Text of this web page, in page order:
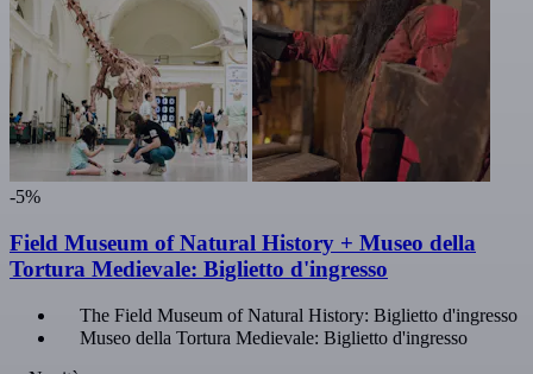
-5%
Field Museum of Natural History + Museo della
Tortura Medievale: Biglietto d'ingresso
The Field Museum of Natural History: Biglietto d'ingresso
Museo della Tortura Medievale: Biglietto d'ingresso